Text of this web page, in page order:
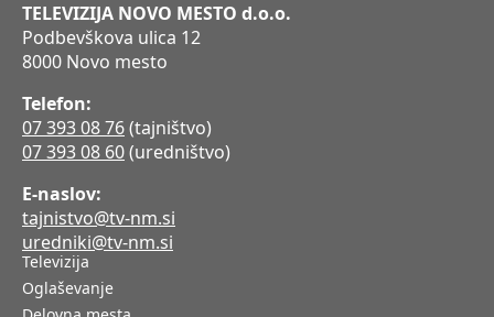
TELEVIZIJA NOVO MESTO d.o.o.
Podbevškova ulica 12
8000 Novo mesto
Telefon:
07 393 08 76(tajništvo)
07 393 08 60(uredništvo)
E-naslov:
tajnistvo@tv-nm.si
uredniki@tv-nm.si
Televizija
Oglaševanje